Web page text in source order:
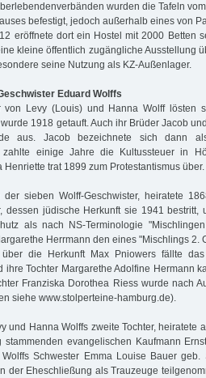
wurden die Tafeln
befestigt, jedoch außerhalb eines von
eröffnete dort ein Hostel mit 2000 Betten
kleine öffentlich zugängliche Ausstellung
seine Nutzung als KZ-Außenlager.
Eduard Wolffs
von Levy (Louis) und Hanna Wolff lösten
1918 getauft. Auch ihr Brüder Jacob
aus. Jacob bezeichnete sich dann
zahlte einige Jahre die Kultussteuer in
Henriette trat 1899 zum Protestantismus über.
sieben Wolff-Geschwister, heiratete
dessen jüdische Herkunft sie 1941 bestritt,
als nach NS-Terminologie
Herrmann den eines "Mischlings 2.
über die Herkunft Max Pniowers fällte
ihre Tochter Margarethe Adolfine Hermann
Franziska Dorothea Riess wurde nach
siehe www.stolperteine-hamburg.de).
und Hanna Wolffs zweite Tochter, heiratete
evangelischen Kaufmann
Schwester Emma Louise Bauer geb.
der Eheschließung als Trauzeuge